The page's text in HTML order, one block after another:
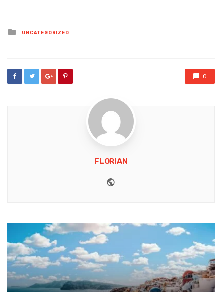
Posted
in
UNCATEGORIZED
0
FLORIAN